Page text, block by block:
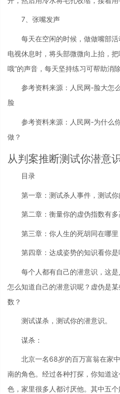
7、张嘴发声
每天在空闲的时候，做做嘴部
电视休息时，将头部微微向上抬，
哦”的声音，每天坚持练习可帮助消
参考资料来源：人民网-脸大怎
脸
参考资料来源：人民网-为什么
做？
从判案推断测试你潜意
目录
第一章：测试杀人事件，测试
第二章：衡量你的虚伪指数有多
第三章：你人生的死胡同在哪里
第四章：达成姿势的知识看你是
每个人都有自己的潜意识，这
怎么知道自己的潜意识呢？虚伪是
数？
测试谋杀，测试你的潜意识。
谋杀：
北京一名68岁的百万富翁在家
南的角色。经过各种打探，你知道
色，家里很多人都讨厌他。其中五